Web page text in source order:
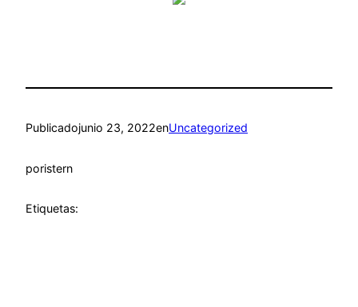
Publicadojunio 23, 2022enUncategorized
poristern
Etiquetas: